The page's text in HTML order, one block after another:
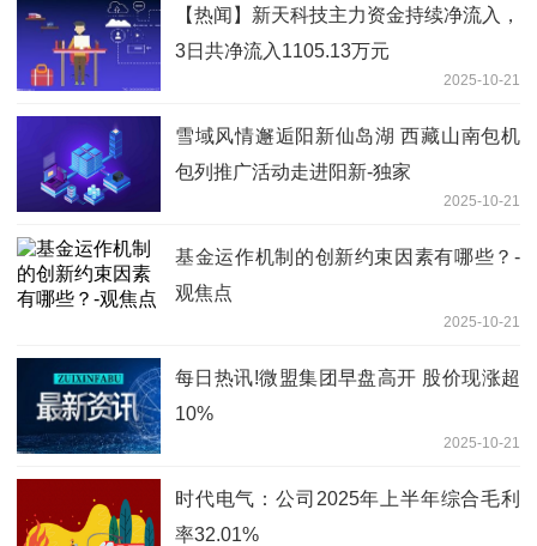
【热闻】新天科技主力资金持续净流入，
3日共净流入1105.13万元
2025-10-21
雪域风情邂逅阳新仙岛湖 西藏山南包机
包列推广活动走进阳新-独家
2025-10-21
基金运作机制的创新约束因素有哪些？-
观焦点
2025-10-21
每日热讯!微盟集团早盘高开 股价现涨超
10%
2025-10-21
时代电气：公司2025年上半年综合毛利
率32.01%